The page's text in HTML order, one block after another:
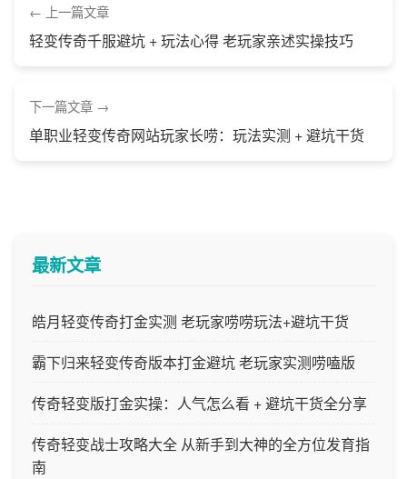
上一篇文章
轻变传奇千服避坑 + 玩法心得 老玩家亲述实操技巧
下一篇文章
单职业轻变传奇网站玩家长唠：玩法实测 + 避坑干货
最新文章
皓月轻变传奇打金实测 老玩家唠唠玩法+避坑干货
霸下归来轻变传奇版本打金避坑 老玩家实测唠嗑版
传奇轻变版打金实操：人气怎么看 + 避坑干货全分享
传奇轻变战士攻略大全 从新手到大神的全方位发育指
南